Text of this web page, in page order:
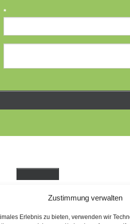
Zustimmung verwalten
Erlebnis zu bieten, verwenden wir
*